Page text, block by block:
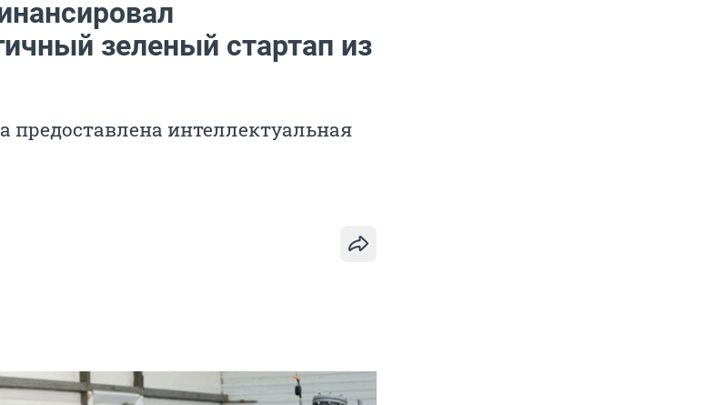
зеленый стартап из
предоставлена интеллектуальная